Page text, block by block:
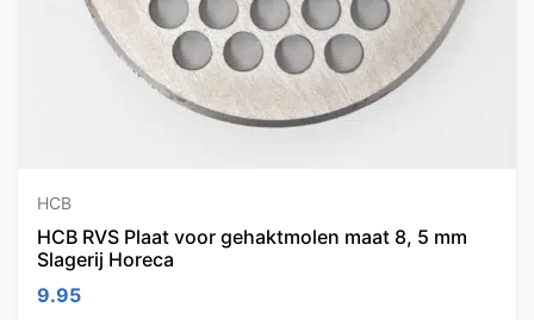
HCB
HCB RVS Plaat voor gehaktmolen maat 8, 5 mm
Slagerij Horeca
9.95